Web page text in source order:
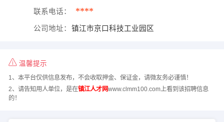
联系电话： ****
公司地址： 镇江市京口科技工业园区
温馨提示
1、本平台仅供信息发布，不会收取押金、保证金，请微友务必谨慎！
2、请告知用人单位，是在镇江人才网www.clmm100.com上看到该招聘信息
的！